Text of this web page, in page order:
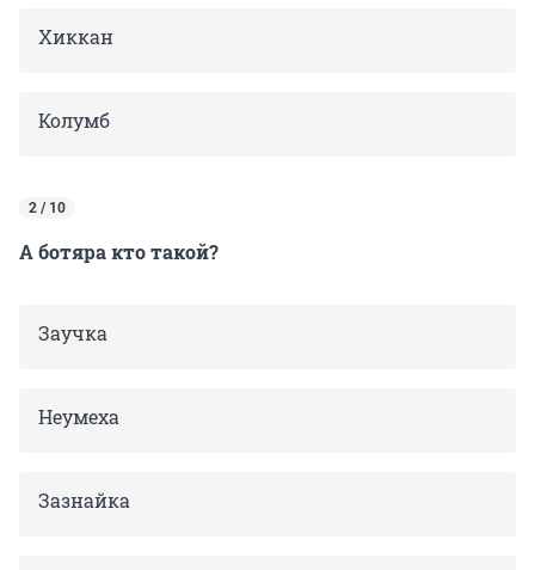
Хиккан
Колумб
2 / 10
А ботяра кто такой?
Заучка
Неумеха
Зазнайка